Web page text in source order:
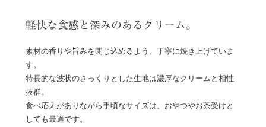
軽快な食感と深みのあるクリーム。
素材の香りや旨みを閉じ込めるよう、丁寧に焼き上げていま
す。
特長的な波状のさっくりとした生地は濃厚なクリームと相性
抜群。
食べ応えがありながら手頃なサイズは、おやつやお茶受けと
しても最適です。